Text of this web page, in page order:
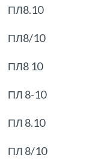
ПЛ8.10
ПЛ8/10
ПЛ8 10
ПЛ 8-10
ПЛ 8.10
ПЛ 8/10